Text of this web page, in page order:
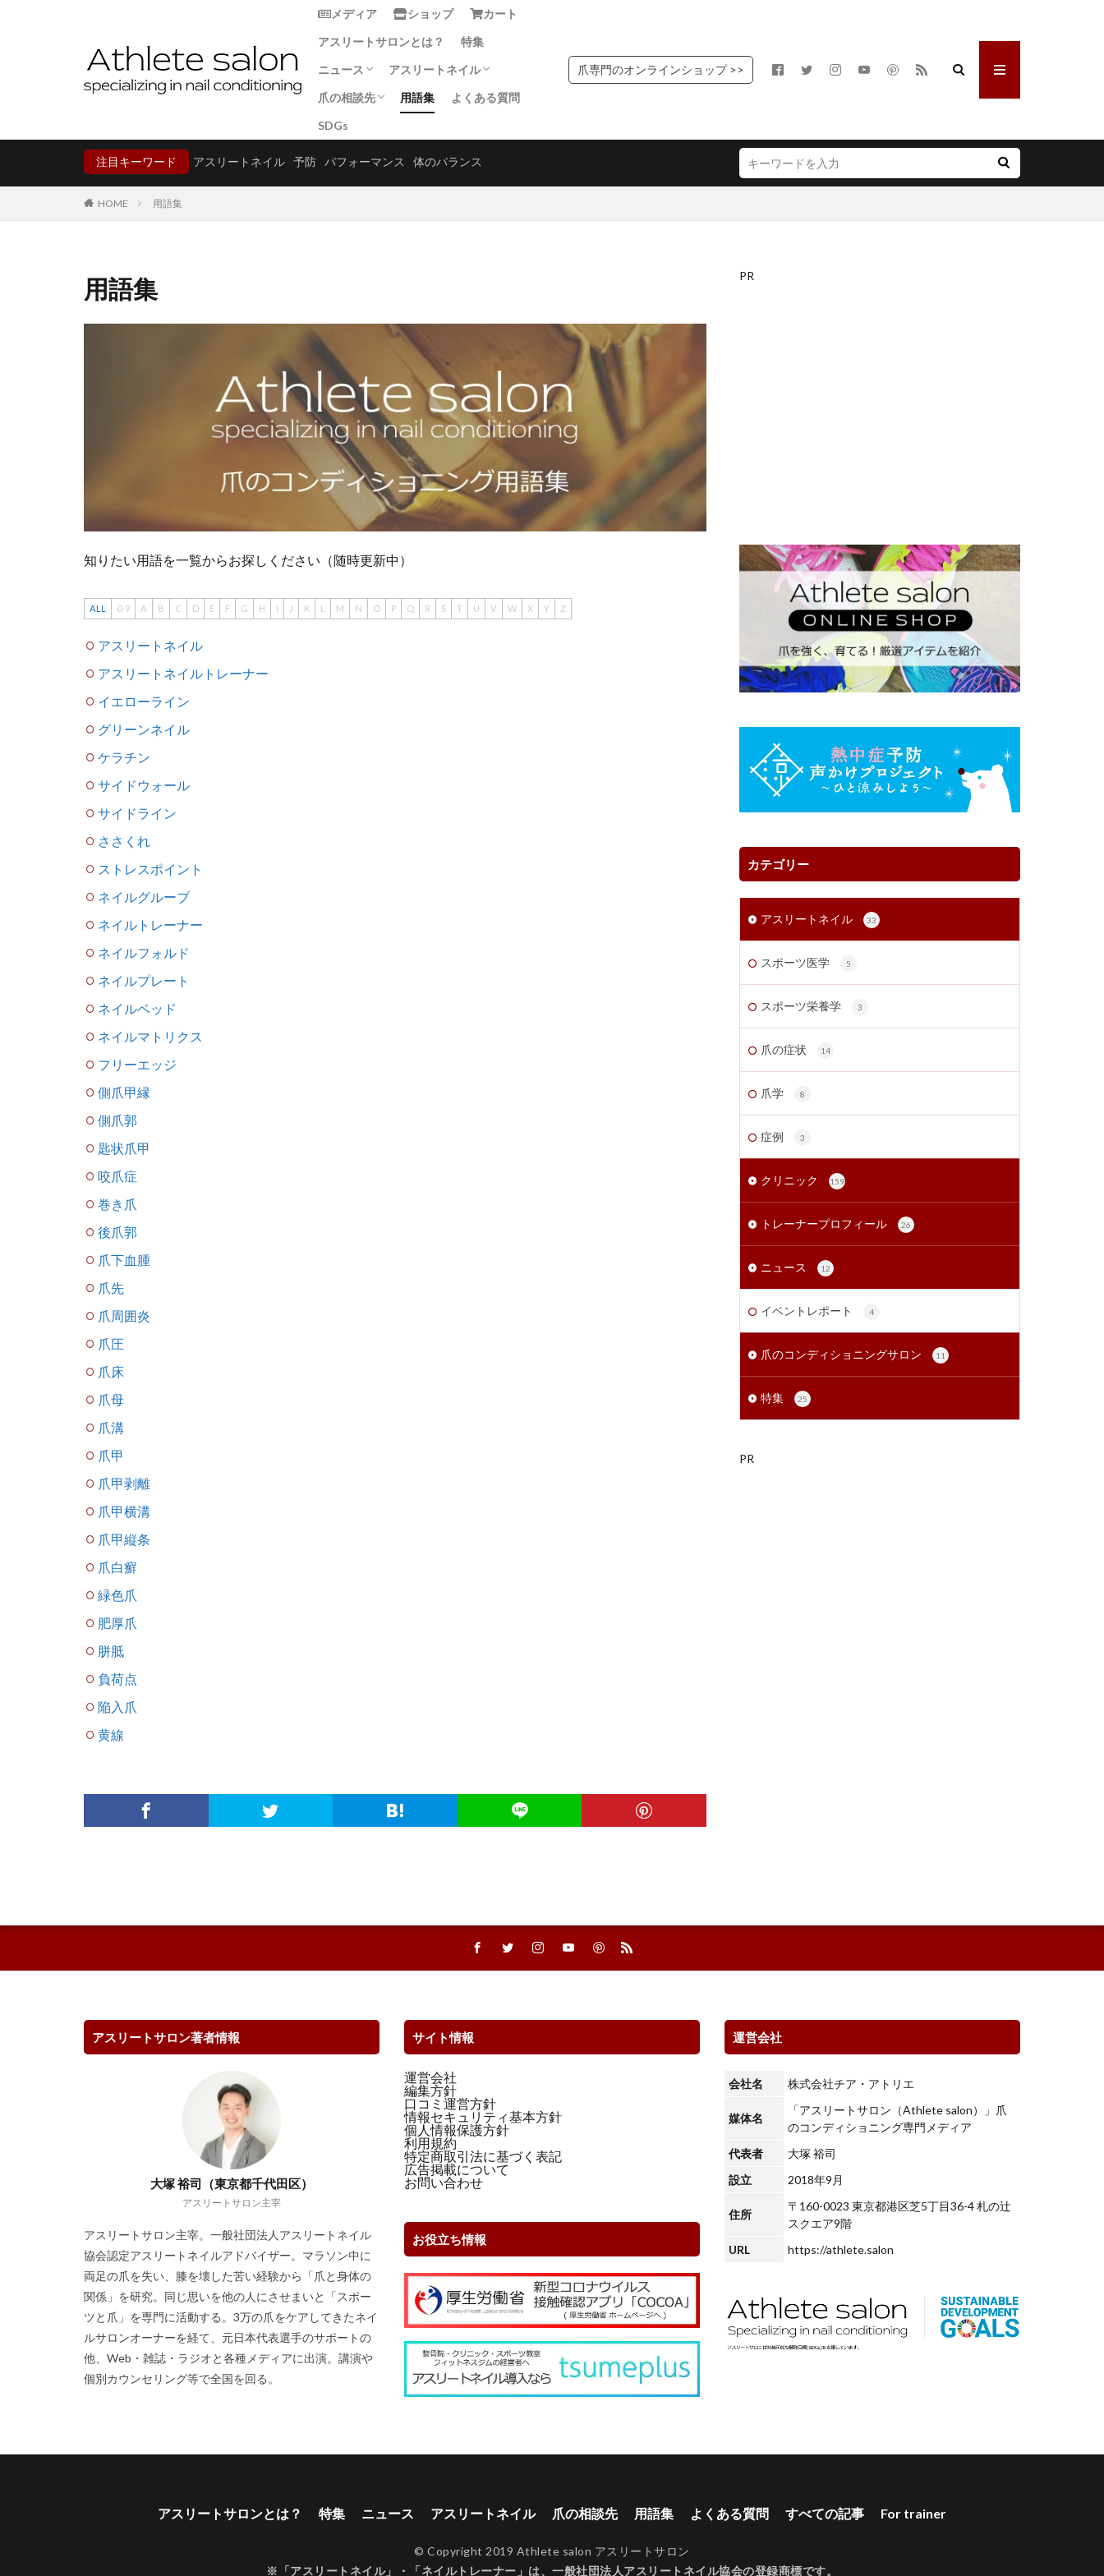
メディア ショップ
カート
アスリートサロンとは？
特集
ニュース
イベントレポート
アスリートネイル
爪学
スポーツ栄養学
スポーツ医学
爪の症状
症例
爪の相談先
トレーナー一覧
爪のコンディショニングサロン
クリニック
用語集
よくある質問
SDGs
爪専門のオンラインショップ >>
注目キーワード アスリートネイル 予防 パフォーマンス 体のバランス
HOME 用語集
用語集
知りたい用語を一覧からお探しください（随時更新中）
ALL 0-9 A B C D E F G H I J K L M N O P Q R S T U V W X Y Z
アスリートネイル
アスリートネイルトレーナー
イエローライン
グリーンネイル
ケラチン
サイドウォール
サイドライン
ささくれ
ストレスポイント
ネイルグルーブ
ネイルトレーナー
ネイルフォルド
ネイルプレート
ネイルベッド
ネイルマトリクス
フリーエッジ
側爪甲縁
側爪郭
匙状爪甲
咬爪症
巻き爪
後爪郭
爪下血腫
爪先
爪周囲炎
爪圧
爪床
爪母
爪溝
爪甲
爪甲剥離
爪甲横溝
爪甲縦条
爪白癬
緑色爪
肥厚爪
胼胝
負荷点
陥入爪
黄線
PR
カテゴリー
アスリートネイル 33
スポーツ医学 5
スポーツ栄養学 3
爪の症状 14
爪学 8
症例 3
クリニック 159
トレーナープロフィール 26
ニュース 12
イベントレポート 4
爪のコンディショニングサロン 11
特集 25
PR
アスリートサロン著者情報
大塚 裕司（東京都千代田区）
アスリートサロン主宰
アスリートサロン主宰。一般社団法人アスリートネイル
協会認定アスリートネイルアドバイザー。マラソン中に
両足の爪を失い、膝を壊した苦い経験から「爪と身体の
関係」を研究。同じ思いを他の人にさせまいと「スポー
ツと爪」を専門に活動する。3万の爪をケアしてきたネイ
ルサロンオーナーを経て、元日本代表選手のサポートの
他、Web・雑誌・ラジオと各種メディアに出演。講演や
個別カウンセリング等で全国を回る。
サイト情報
運営会社
編集方針
口コミ運営方針
情報セキュリティ基本方針
個人情報保護方針
利用規約
特定商取引法に基づく表記
広告掲載について
お問い合わせ
お役立ち情報
運営会社
会社名 株式会社チア・アトリエ
媒体名
「アスリートサロン（Athlete salon）」爪
のコンディショニング専門メディア
代表者
大塚 裕司
設立
2018年9月
住所
〒160-0023 東京都港区芝5丁目36-4 札の辻
スクエア9階
URL
https://athlete.salon
アスリートサロンとは？ 特集 ニュース アスリートネイル 爪の相談先 用語集 よくある質問 すべての記事 For trainer
© Copyright 2019 Athlete salon アスリートサロン
※「アスリートネイル」・「ネイルトレーナー」は、 一般社団法人アスリートネイル協会の登録商標です。
栃木県
神奈川県 福井県 福岡県
群馬県 茨城県 長崎県 青森県 静岡県 香川県
高知県
鹿児島県